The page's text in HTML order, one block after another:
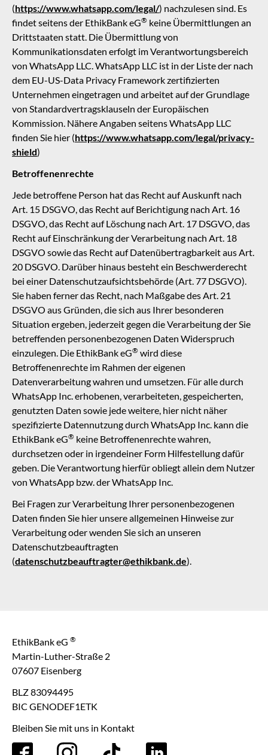
(https://www.whatsapp.com/legal/) nachzulesen sind. Es
findet seitens der EthikBank eG® keine Übermittlungen an
Drittstaaten statt. Die Übermittlung von
Kommunikationsdaten erfolgt im Verantwortungsbereich
von WhatsApp LLC. WhatsApp LLC ist in der Liste der nach
dem EU-US-Data Privacy Framework zertifizierten
Unternehmen eingetragen und arbeitet auf der Grundlage
von Standardvertragsklauseln der Europäischen
Kommission. Nähere Angaben seitens WhatsApp LLC
finden Sie hier (https://www.whatsapp.com/legal/privacy-
shield)
Betroffenenrechte
Jede betroffene Person hat das Recht auf Auskunft nach
Art. 15 DSGVO, das Recht auf Berichtigung nach Art. 16
DSGVO, das Recht auf Löschung nach Art. 17 DSGVO, das
Recht auf Einschränkung der Verarbeitung nach Art. 18
DSGVO sowie das Recht auf Datenübertragbarkeit aus Art.
20 DSGVO. Darüber hinaus besteht ein Beschwerderecht
bei einer Datenschutzaufsichtsbehörde (Art. 77 DSGVO).
Sie haben ferner das Recht, nach Maßgabe des Art. 21
DSGVO aus Gründen, die sich aus Ihrer besonderen
Situation ergeben, jederzeit gegen die Verarbeitung der Sie
betreffenden personenbezogenen Daten Widerspruch
einzulegen. Die EthikBank eG® wird diese
Betroffenenrechte im Rahmen der eigenen
Datenverarbeitung wahren und umsetzen. Für alle durch
WhatsApp Inc. erhobenen, verarbeiteten, gespeicherten,
genutzten Daten sowie jede weitere, hier nicht näher
spezifizierte Datennutzung durch WhatsApp Inc. kann die
EthikBank eG® keine Betroffenenrechte wahren,
durchsetzen oder in irgendeiner Form Hilfestellung dafür
geben. Die Verantwortung hierfür obliegt allein dem Nutzer
von WhatsApp bzw. der WhatsApp Inc.
Bei Fragen zur Verarbeitung Ihrer personenbezogenen
Daten finden Sie hier unsere allgemeinen Hinweise zur
Verarbeitung oder wenden Sie sich an unseren
Datenschutzbeauftragten
(datenschutzbeauftragter@ethikbank.de).
EthikBank eG ®
Martin-Luther-Straße 2
07607 Eisenberg
BLZ 83094495
BIC GENODEF1ETK
Bleiben Sie mit uns in Kontakt